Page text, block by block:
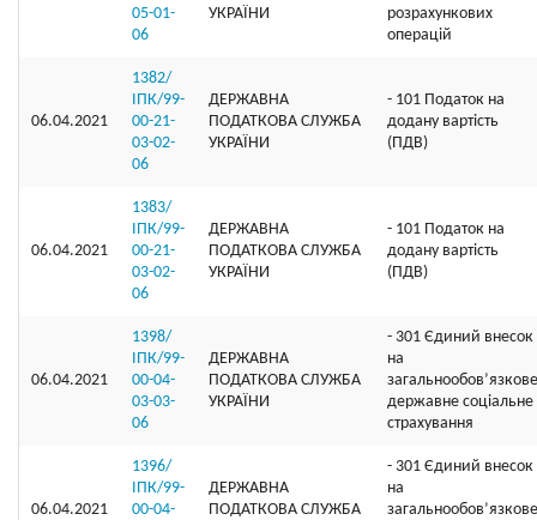
05-01-
06
УКРАЇНИ
розрахункових
операцій
06.04.2021
1382/
ІПК/99-
00-21-
03-02-
06
ДЕРЖАВНА
ПОДАТКОВА СЛУЖБА
УКРАЇНИ
- 101 Податок на
додану вартість
(ПДВ)
06.04.2021
1383/
ІПК/99-
00-21-
03-02-
06
ДЕРЖАВНА
ПОДАТКОВА СЛУЖБА
УКРАЇНИ
- 101 Податок на
додану вартість
(ПДВ)
06.04.2021
1398/
ІПК/99-
00-04-
03-03-
06
ДЕРЖАВНА
ПОДАТКОВА СЛУЖБА
УКРАЇНИ
- 301 Єдиний внесок
на
загальнообов’язкове
державне соціальне
страхування
06.04.2021
1396/
ІПК/99-
00-04-
ДЕРЖАВНА
ПОДАТКОВА СЛУЖБА
- 301 Єдиний внесок
на
загальнообов’язкове